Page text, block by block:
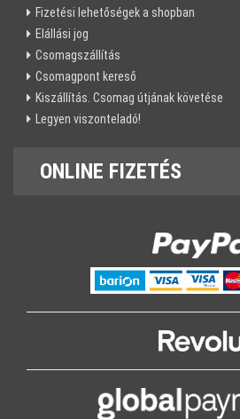
Fizetési lehetőségek a shopban
Elállási jog
Csomagszállítás
Csomagpont kereső
Kiszállítás. Csomag útjának követése
Legyen viszonteladó!
ONLINE FIZETÉS